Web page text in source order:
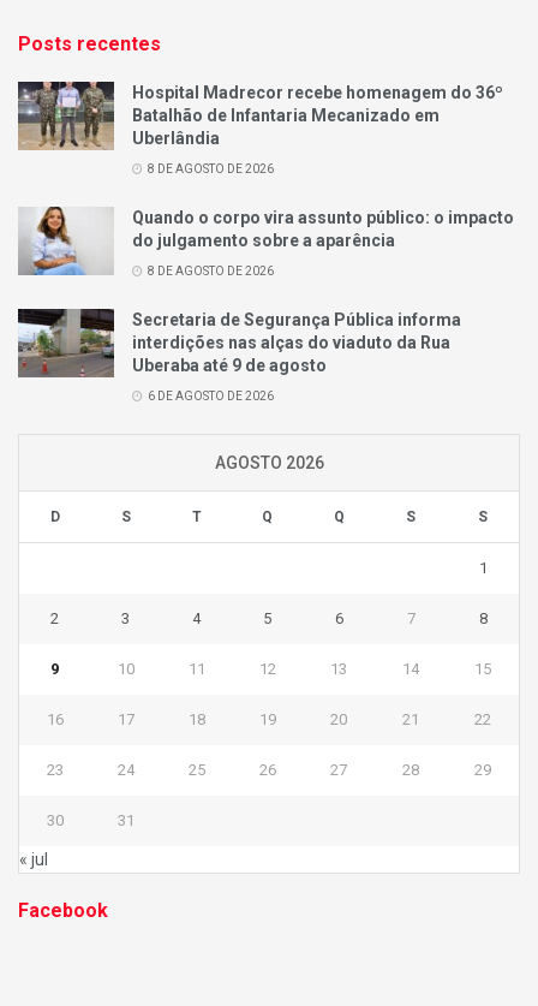
Posts recentes
Hospital Madrecor recebe homenagem do 36º
Batalhão de Infantaria Mecanizado em
Uberlândia
8 DE AGOSTO DE 2026
Quando o corpo vira assunto público: o impacto
do julgamento sobre a aparência
8 DE AGOSTO DE 2026
Secretaria de Segurança Pública informa
interdições nas alças do viaduto da Rua
Uberaba até 9 de agosto
6 DE AGOSTO DE 2026
AGOSTO 2026
D S T Q Q S S
1
2 3 4 5 6 7 8
9 10 11 12 13 14 15
16 17 18 19 20 21 22
23 24 25 26 27 28 29
30 31
« jul
Facebook